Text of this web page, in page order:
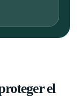
el